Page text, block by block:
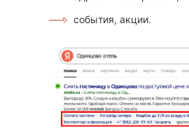
события, акции.